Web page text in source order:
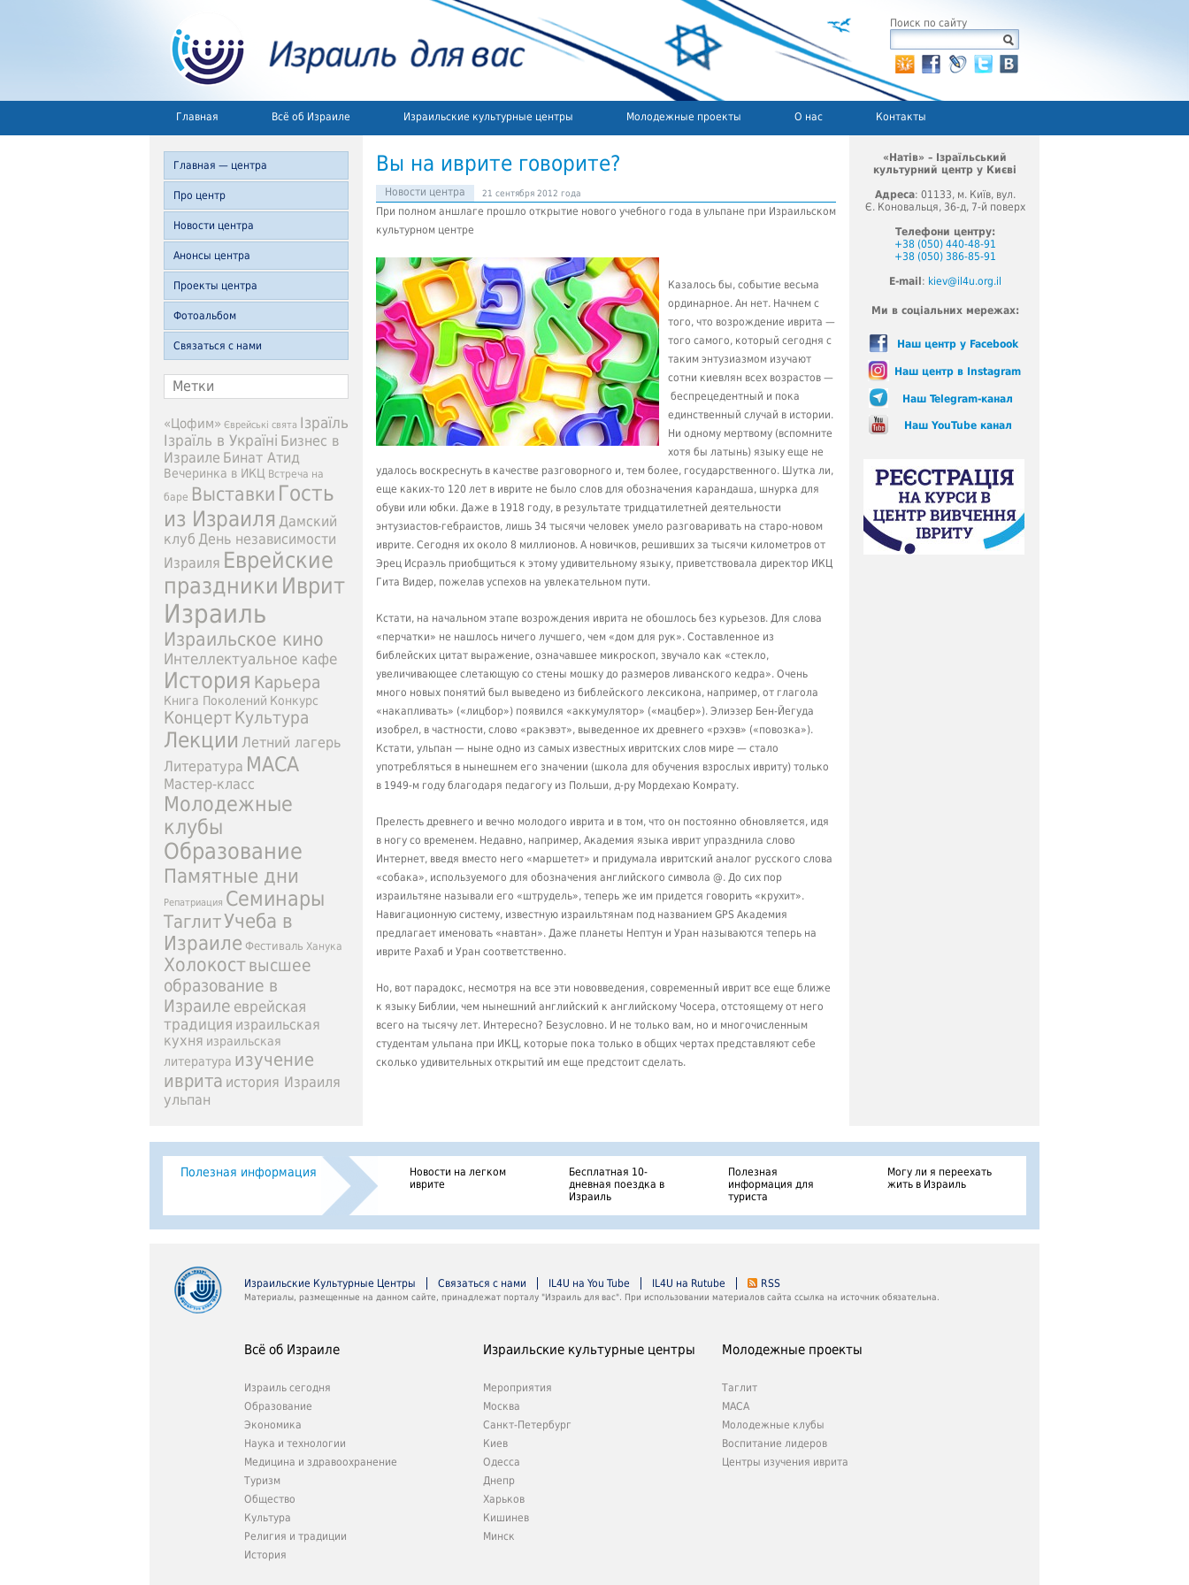
Поиск по сайту
Главная Всё об Израиле Израильские культурные центры Молодежные проекты О нас Контакты
Главная — центра
Про центр
Новости центра
Анонсы центра
Проекты центра
Фотоальбом
Связаться с нами
Метки
«Цофим» Єврейські свята Ізраїль
Ізраїль в Україні Бизнес в
Израиле Бинат Атид
Вечеринка в ИКЦ Встреча на
баре Выставки Гость
из Израиля Дамский
клуб День независимости
Израиля Еврейские
праздники Иврит
Израиль
Израильское кино
Интеллектуальное кафе
История Карьера
Книга Поколений Конкурс
КонцертКультура
Лекции Летний лагерь
Литература МАСА
Мастер-класс
Молодежные
клубы
Образование
Памятные дни
Репатриация Семинары
ТаглитУчеба в
Израиле Фестиваль Ханука
Холокоствысшее
образование в
Израиле еврейская
традиция израильская
кухня израильская
литература изучение
иврита история Израиля
ульпан
Вы на иврите говорите?
Новости центра 21 сентября 2012 года
При полном аншлаге прошло открытие нового учебного года в ульпане при Израильском
культурном центре
Казалось бы, событие весьма
ординарное. Ан нет. Начнем с
того, что возрождение иврита —
того самого, который сегодня с
таким энтузиазмом изучают
сотни киевлян всех возрастов —
беспрецедентный и пока
единственный случай в истории.
Ни одному мертвому (вспомните
хотя бы латынь) языку еще не
удалось воскреснуть в качестве разговорного и, тем более, государственного. Шутка ли,
еще каких-то 120 лет в иврите не было слов для обозначения карандаша, шнурка для
обуви или юбки. Даже в 1918 году, в результате тридцатилетней деятельности
энтузиастов-гебраистов, лишь 34 тысячи человек умело разговаривать на старо-новом
иврите. Сегодня их около 8 миллионов. А новичков, решивших за тысячи километров от
Эрец Исраэль приобщиться к этому удивительному языку, приветствовала директор ИКЦ
Гита Видер, пожелав успехов на увлекательном пути.
Кстати, на начальном этапе возрождения иврита не обошлось без курьезов. Для слова
«перчатки» не нашлось ничего лучшего, чем «дом для рук». Составленное из
библейских цитат выражение, означавшее микроскоп, звучало как «стекло,
увеличивающее слетающую со стены мошку до размеров ливанского кедра». Очень
много новых понятий был выведено из библейского лексикона, например, от глагола
«накапливать» («лицбор») появился «аккумулятор» («мацбер»). Элиэзер Бен-Йегуда
изобрел, в частности, слово «ракэвэт», выведенное их древнего «рэхэв» («повозка»).
Кстати, ульпан — ныне одно из самых известных ивритских слов мире — стало
употребляться в нынешнем его значении (школа для обучения взрослых ивриту) только
в 1949-м году благодаря педагогу из Польши, д-ру Мордехаю Комрату.
Прелесть древнего и вечно молодого иврита и в том, что он постоянно обновляется, идя
в ногу со временем. Недавно, например, Академия языка иврит упразднила слово
Интернет, введя вместо него «маршетет» и придумала ивритский аналог русского слова
«собака», используемого для обозначения английского символа @. До сих пор
израильтяне называли его «штрудель», теперь же им придется говорить «крухит».
Навигационную систему, известную израильтянам под названием GPS Академия
предлагает именовать «навтан». Даже планеты Нептун и Уран называются теперь на
иврите Рахаб и Уран соответственно.
Но, вот парадокс, несмотря на все эти нововведения, современный иврит все еще ближе
к языку Библии, чем нынешний английский к английскому Чосера, отстоящему от него
всего на тысячу лет. Интересно? Безусловно. И не только вам, но и многочисленным
студентам ульпана при ИКЦ, которые пока только в общих чертах представляют себе
сколько удивительных открытий им еще предстоит сделать.
«Натів» – Ізраїльський
культурний центр у Києві
Адреса: 01133, м. Київ, вул.
Є. Коновальця, 36-д, 7-й поверх
Телефони центру:
+38 (050) 440-48-91
+38 (050) 386-85-91
E-mail : kiev@il4u.org.il
Ми в соціальних мережах:
Наш центр у Facebook
Наш центр в Instagram
Наш Telegram-канал
Наш YouTube канал
Полезная информация
Новости на легком
иврите
Бесплатная 10-
дневная поездка в
Израиль
Полезная
информация для
туриста
Могу ли я переехать
жить в Израиль
Израильские Культурные Центры Связаться с нами IL4U на You Tube IL4U на Rutube RSS
Материалы, размещенные на данном сайте, принадлежат порталу "Израиль для вас". При использовании материалов сайта ссылка на источник обязательна.
Всё об Израиле
Израиль сегодня
Образование
Экономика
Наука и технологии
Медицина и здравоохранение
Туризм
Общество
Культура
Религия и традиции
История
Израильские культурные центры
Мероприятия
Москва
Санкт-Петербург
Киев
Одесса
Днепр
Харьков
Кишинев
Минск
Молодежные проекты
Таглит
МАСА
Молодежные клубы
Воспитание лидеров
Центры изучения иврита